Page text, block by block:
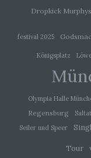
Dropkick Murphys
festival 2025
Königsplatz
Olympia Halle
Regensburg
Seiler und Speer
Tour
darin
Daten
Person
um
Vorlieben,